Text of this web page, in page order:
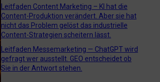
Leitfaden Content Marketing – KI hat die
Content-Produktion verändert. Aber sie hat
nicht das Problem gelöst das industrielle
Content-Strategien scheitern lässt.
Leitfaden Messemarketing — ChatGPT wird
gefragt wer ausstellt. GEO entscheidet ob
Sie in der Antwort stehen.